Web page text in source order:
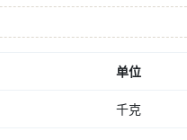
单位
千克